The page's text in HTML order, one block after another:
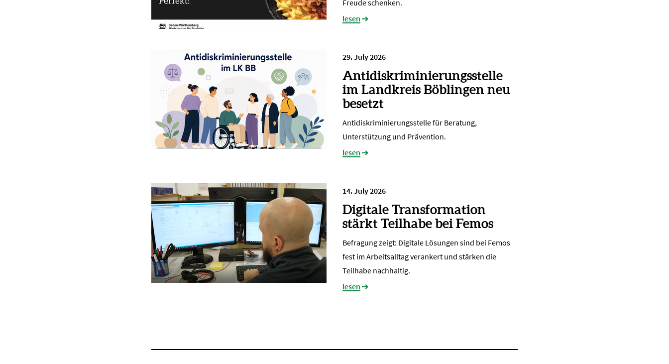
Freude schenken.
lesen
29. July 2026
Antidiskriminierungsstelle
im Landkreis Böblingen neu
besetzt
Antidiskriminierungsstelle für Beratung,
Unterstützung und Prävention.
lesen
14. July 2026
Digitale Transformation
stärkt Teilhabe bei Femos
Befragung zeigt: Digitale Lösungen sind bei Femos
fest im Arbeitsalltag verankert und stärken die
Teilhabe nachhaltig.
lesen